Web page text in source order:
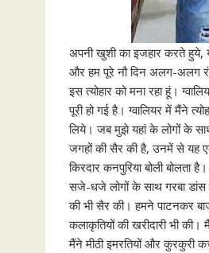
अपनी खुशी का इजहार करते हुये,
और हम पूरे नौ दिन अलग-अलग
इस त्योहार को मना रहा हूं।
पूरी हो गई है। ग्वालियर में मैंने
लिये। जब मुझे यहां के लोगों के
जगहों की सैर की है, उनमें से यह
किरदार कनपुरिया बोली बोलता
सजे-धजे लोगों के साथ गरबा
की भी सैर की। हमने पाटनकर
कलाकृतियों की खरीदारी भी
मैंने मीठी इमरतियों और कुरकुरी